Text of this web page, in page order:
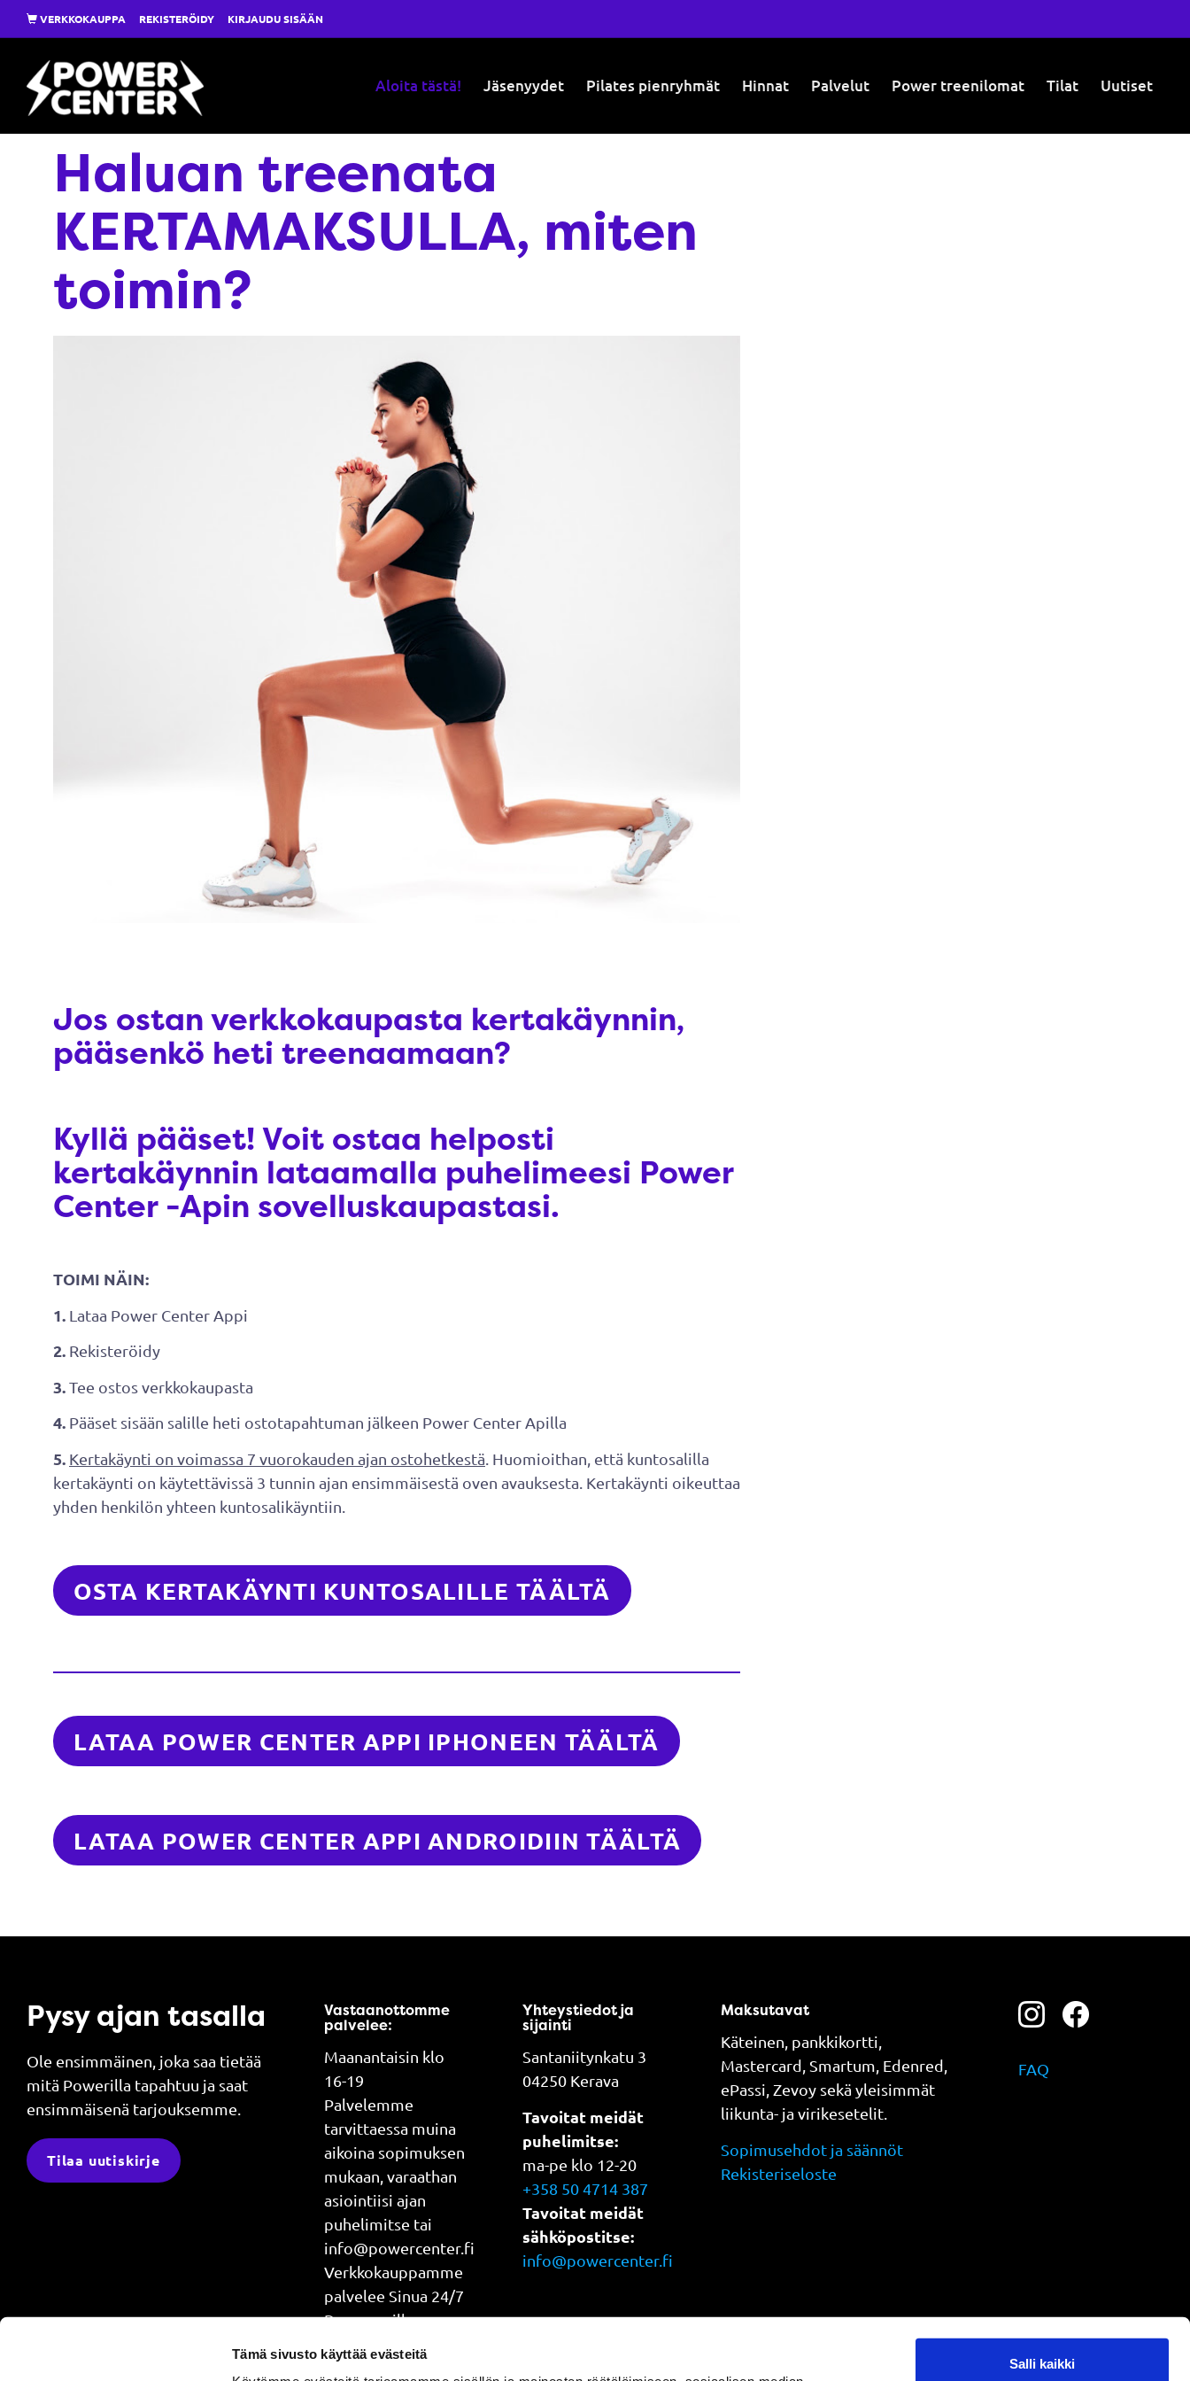
Tämä sivusto käyttää evästeitä
Salli kaikki
VERKKOKAUPPA REKISTERÖIDY KIRJAUDU SISÄÄN
Aloita tästä! Jäsenyydet Pilates pienryhmät Hinnat Palvelut Power treenilomat Tilat Uutiset
Haluan treenata
KERTAMAKSULLA, miten
toimin?
Jos ostan verkkokaupasta kertakäynnin,
pääsenkö heti treenaamaan?
Kyllä pääset! Voit ostaa helposti
kertakäynnin lataamalla puhelimeesi Power
Center -Apin sovelluskaupastasi.
TOIMI NÄIN:
1. Lataa Power Center Appi
2. Rekisteröidy
3.Tee ostos verkkokaupasta
4. Pääset sisään salille heti ostotapahtuman jälkeen Power Center Apilla
5. Kertakäynti on voimassa 7 vuorokauden ajan ostohetkestä . Huomioithan, että kuntosalilla
kertakäynti on käytettävissä 3 tunnin ajan ensimmäisestä oven avauksesta. Kertakäynti oikeuttaa
yhden henkilön yhteen kuntosalikäyntiin.
OSTA KERTAKÄYNTI KUNTOSALILLE TÄÄLTÄ
LATAA POWER CENTER APPI IPHONEEN TÄÄLTÄ
LATAA POWER CENTER APPI ANDROIDIIN TÄÄLTÄ
Pysy ajan tasalla
Ole ensimmäinen, joka saa tietää
mitä Powerilla tapahtuu ja saat
ensimmäisenä tarjouksemme.
Tilaa uutiskirje
Vastaanottomme
palvelee:
Maanantaisin klo
16-19
Palvelemme
tarvittaessa muina
aikoina sopimuksen
mukaan, varaathan
asiointiisi ajan
puhelimitse tai
info@powercenter.fi
Verkkokauppamme
palvelee Sinua 24/7
Power apilla
4.30-24
Yhteystiedot ja
sijainti
Santaniitynkatu 3
04250 Kerava
Tavoitat meidät
puhelimitse:
ma-pe klo 12-20
+358 50 4714 387
Tavoitat meidät
sähköpostitse:
info@powercenter.fi
Maksutavat
Käteinen, pankkikortti,
Mastercard, Smartum, Edenred,
ePassi, Zevoy sekä yleisimmät
liikunta- ja virikesetelit.
Sopimusehdot ja säännöt
Rekisteriseloste
FAQ